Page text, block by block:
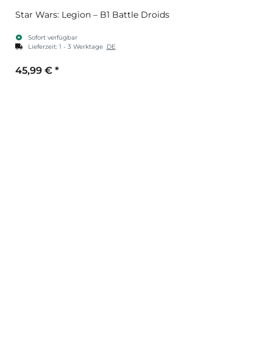
Star Wars: Legion – B1 Battle Droids
Sofort verfügbar
Lieferzeit: 1 - 3 Werktage DE
45,99 € *